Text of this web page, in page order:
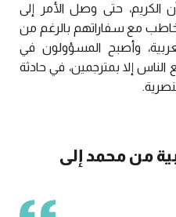
الكريم، حتى وصل الأمر إلى
مع سفاراتهم بالرغم من
وأصبح المسؤولون في
الناس إلا بمترجمين، في حادثة
من محمد إلى